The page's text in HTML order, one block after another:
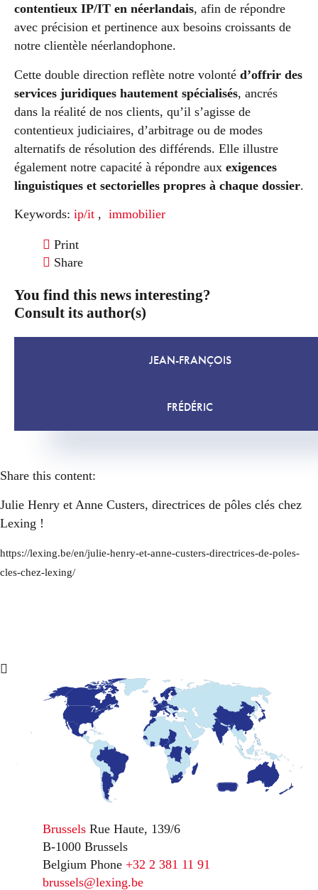
contentieux IP/IT en néerlandais, afin de répondre
avec précision et pertinence aux besoins croissants de
notre clientèle néerlandophone.
Cette double direction reflète notre volonté d’offrir des
services juridiques hautement spécialisés, ancrés
dans la réalité de nos clients, qu’il s’agisse de
contentieux judiciaires, d’arbitrage ou de modes
alternatifs de résolution des différends. Elle illustre
également notre capacité à répondre aux exigences
linguistiques et sectorielles propres à chaque dossier.
Keywords: ip/it , immobilier
Print
Share
You find this news interesting?
Consult its author(s)
JEAN-FRANÇOIS
FRÉDÉRIC
Share this content:
Julie Henry et Anne Custers, directrices de pôles clés chez
Lexing !
https://lexing.be/en/julie-henry-et-anne-custers-directrices-de-poles-
cles-chez-lexing/
Brussels Rue Haute, 139/6
B-1000 Brussels
Belgium Phone +32 2 381 11 91
brussels@lexing.be